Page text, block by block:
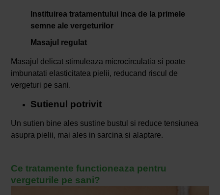
Instituirea tratamentului inca de la primele
semne ale vergeturilor
Masajul regulat
Masajul delicat stimuleaza microcirculatia si poate
imbunatati elasticitatea pielii, reducand riscul de
vergeturi pe sani.
Sutienul potrivit
Un sutien bine ales sustine bustul si reduce tensiunea
asupra pielii, mai ales in sarcina si alaptare.
Ce tratamente functioneaza pentru
vergeturile pe sani?